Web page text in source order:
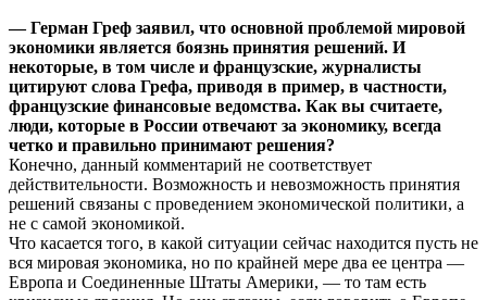
— Герман Греф заявил, что основной проблемой мировой
экономики является боязнь принятия решений. И
некоторые, в том числе и французские, журналисты
цитируют слова Грефа, приводя в пример, в частности,
французские финансовые ведомства. Как вы считаете,
люди, которые в России отвечают за экономику, всегда
четко и правильно принимают решения?
Конечно, данный комментарий не соответствует
действительности. Возможность и невозможность принятия
решений связаны с проведением экономической политики, а
не с самой экономикой.
Что касается того, в какой ситуации сейчас находится пусть не
вся мировая экономика, но по крайней мере два ее центра —
Европа и Соединенные Штаты Америки, — то там есть